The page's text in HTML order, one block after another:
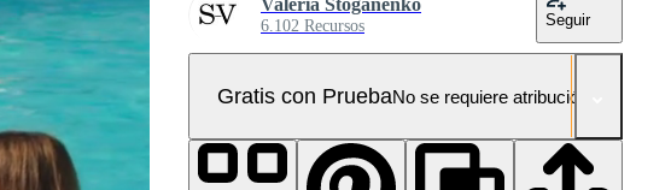
Valeria Stoganenko
6.102 Recursos Seguir
Gratis con PruebaNo se requiere atribución!